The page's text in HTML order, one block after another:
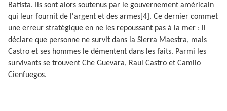
Batista. Ils sont alors soutenus par le gouvernement américain
qui leur fournit de l'argent et des armes[4]. Ce dernier commet
une erreur stratégique en ne les repoussant pas à la mer : il
déclare que personne ne survit dans la Sierra Maestra, mais
Castro et ses hommes le démentent dans les faits. Parmi les
survivants se trouvent Che Guevara, Raul Castro et Camilo
Cienfuegos.